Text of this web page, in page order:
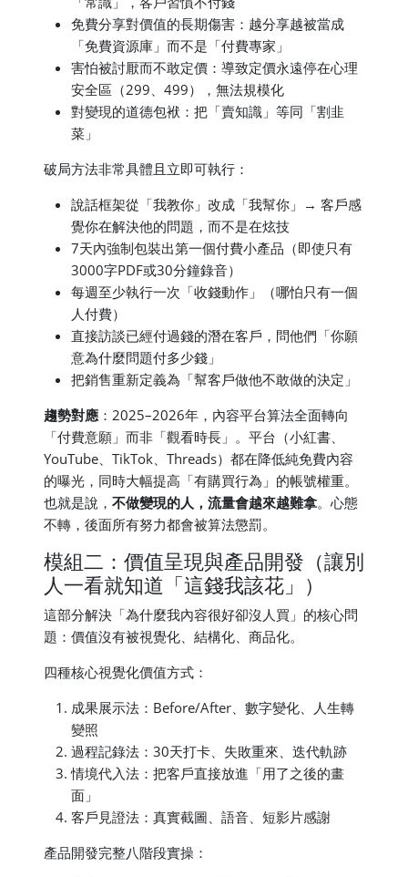
免費分享對價值的長期傷害：越分享越被當成
「免費資源庫」而不是「付費專家」
害怕被討厭而不敢定價：導致定價永遠停在心理
安全區（299、499），無法規模化
對變現的道德包袱：把「賣知識」等同「割韭
菜」
破局方法非常具體且立即可執行：
說話框架從「我教你」改成「我幫你」→ 客戶感
覺你在解決他的問題，而不是在炫技
7天內強制包裝出第一個付費小產品（即使只有
3000字PDF或30分鐘錄音）
每週至少執行一次「收錢動作」（哪怕只有一個
人付費）
直接訪談已經付過錢的潛在客戶，問他們「你願
意為什麼問題付多少錢」
把銷售重新定義為「幫客戶做他不敢做的決定」
趨勢對應 ：2025–2026年，內容平台算法全面轉向
「付費意願」而非「觀看時長」。平台（小紅書、
YouTube、TikTok、Threads）都在降低純免費內容
的曝光，同時大幅提高「有購買行為」的帳號權重。
也就是說， 不做變現的人，流量會越來越難拿。心態
不轉，後面所有努力都會被算法懲罰。
模組二：價值呈現與產品開發（讓別
人一看就知道「這錢我該花」）
這部分解決「為什麼我內容很好卻沒人買」的核心問
題：價值沒有被視覺化、結構化、商品化。
四種核心視覺化價值方式：
成果展示法：Before/After、數字變化、人生轉
變照
過程記錄法：30天打卡、失敗重來、迭代軌跡
情境代入法：把客戶直接放進「用了之後的畫
面」
客戶見證法：真實截圖、語音、短影片感謝
產品開發完整八階段實操：